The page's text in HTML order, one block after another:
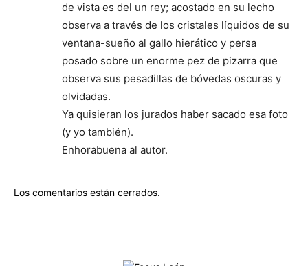
de vista es del un rey; acostado en su lecho
observa a través de los cristales líquidos de su
ventana-sueño al gallo hierático y persa
posado sobre un enorme pez de pizarra que
observa sus pesadillas de bóvedas oscuras y
olvidadas.
Ya quisieran los jurados haber sacado esa foto
(y yo también).
Enhorabuena al autor.
Los comentarios están cerrados.